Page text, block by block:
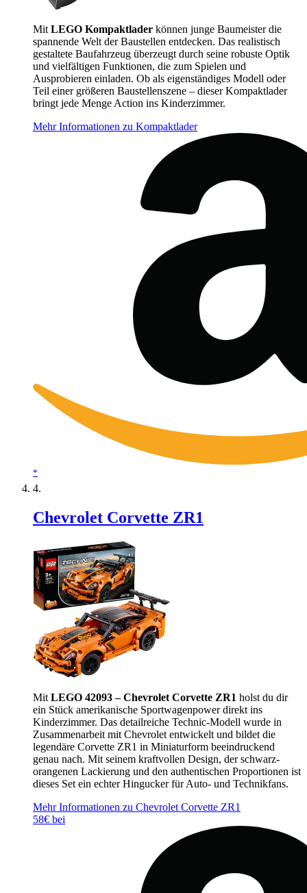
Mit LEGO Kompaktlader können junge Baumeister die
spannende Welt der Baustellen entdecken. Das realistisch
gestaltete Baufahrzeug überzeugt durch seine robuste Optik
und vielfältigen Funktionen, die zum Spielen und
Ausprobieren einladen. Ob als eigenständiges Modell oder
Teil einer größeren Baustellenszene – dieser Kompaktlader
bringt jede Menge Action ins Kinderzimmer.
Mehr Informationen zu Kompaktlader
*
Chevrolet Corvette ZR1
Mit LEGO 42093 – Chevrolet Corvette ZR1 holst du dir
ein Stück amerikanische Sportwagenpower direkt ins
Kinderzimmer. Das detailreiche Technic-Modell wurde in
Zusammenarbeit mit Chevrolet entwickelt und bildet die
legendäre Corvette ZR1 in Miniaturform beeindruckend
genau nach. Mit seinem kraftvollen Design, der schwarz-
orangenen Lackierung und den authentischen Proportionen ist
dieses Set ein echter Hingucker für Auto- und Technikfans.
Mehr Informationen zu Chevrolet Corvette ZR1
58€ bei